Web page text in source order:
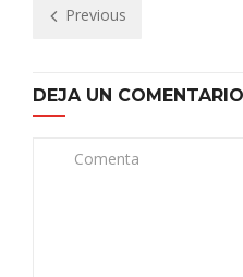
Previous
DEJA UN COMENTARIO
Comenta